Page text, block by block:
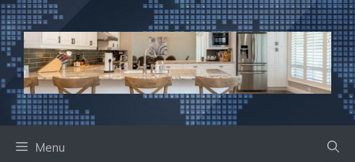
Ga
naar
de
inhoud
Menu